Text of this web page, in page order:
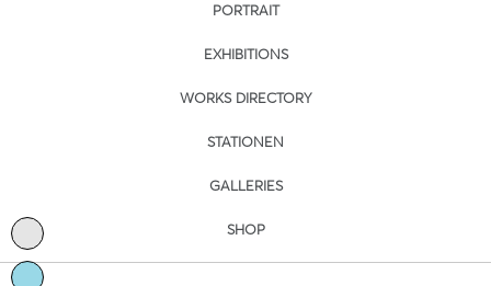
PORTRAIT
EXHIBITIONS
WORKS DIRECTORY
STATIONEN
GALLERIES
SHOP